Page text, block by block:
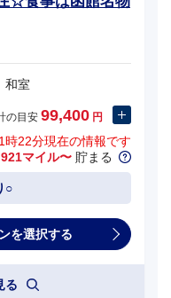
和室
の目安 99,400 円
時22分現在の情報です
921マイル〜 貯まる
○
る